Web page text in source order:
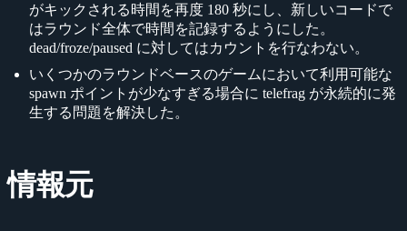
がキックされる時間を再度 180 秒にし、新しいコードで
はラウンド全体で時間を記録するようにした。
dead/froze/paused に対してはカウントを行なわない。
いくつかのラウンドベースのゲームにおいて利用可能な
spawn ポイントが少なすぎる場合に telefrag が永続的に発
生する問題を解決した。
情報元